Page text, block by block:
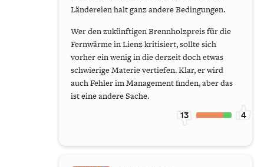
Ländereien halt ganz andere Bedingungen.
Wer den zukünftigen Brennholzpreis für die
Fernwärme in Lienz kritisiert, sollte sich
vorher ein wenig in die derzeit doch etwas
schwierige Materie vertiefen. Klar, er wird
auch Fehler im Management finden, aber das
ist eine andere Sache.
13 4